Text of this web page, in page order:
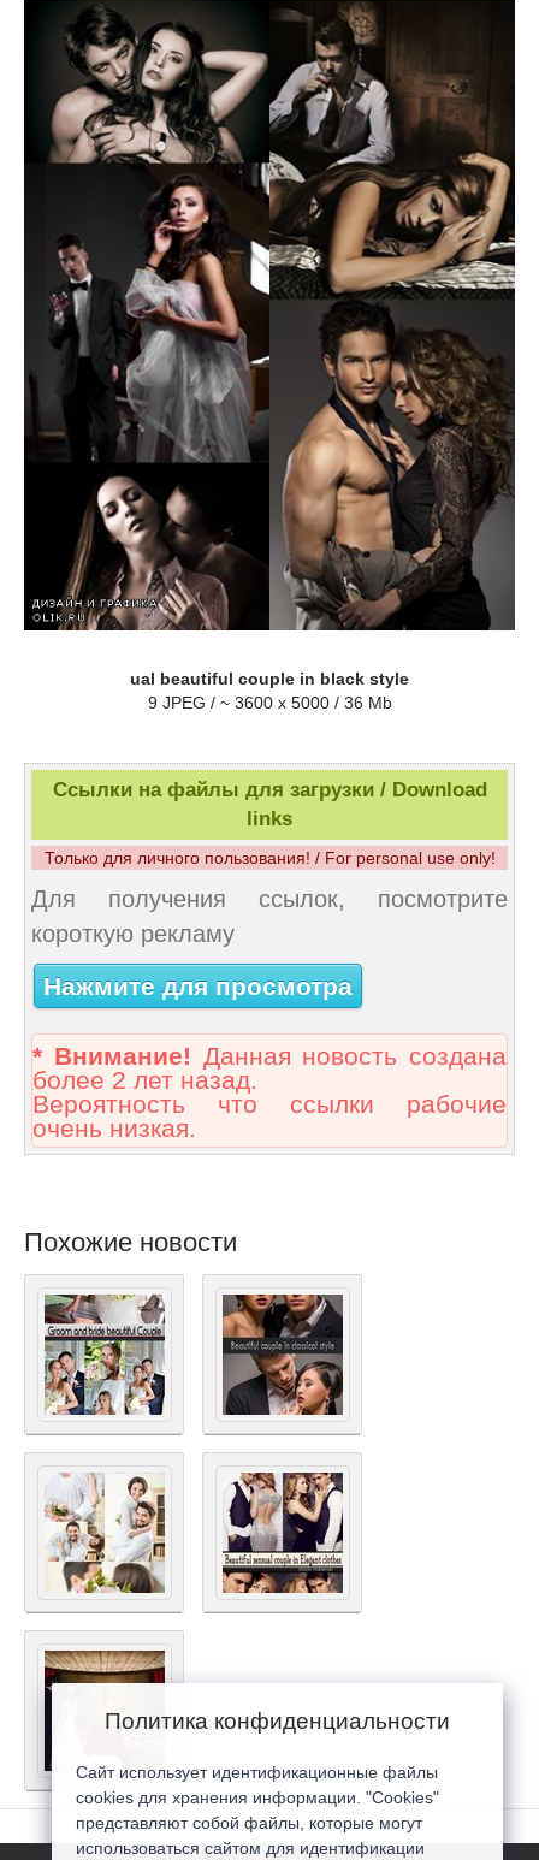
ual beautiful couple in black style
9 JPEG / ~ 3600 x 5000 / 36 Mb
Ссылки на файлы для загрузки / Download
links
Только для личного пользования! / For personal use only!
Для получения ссылок, посмотрите
короткую рекламу
Нажмите для просмотра
* Внимание! Данная новость создана
более 2 лет назад.
Вероятность что ссылки рабочие
очень низкая.
Похожие новости
Политика конфиденциальности
Сайт использует идентификационные файлы
cookies для хранения информации. "Cookies"
представляют собой файлы, которые могут
использоваться сайтом для идентификации